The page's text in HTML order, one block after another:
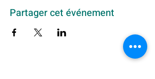
Partager cet événement